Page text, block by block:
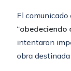
El
“obedeciendo
intentaron
obra